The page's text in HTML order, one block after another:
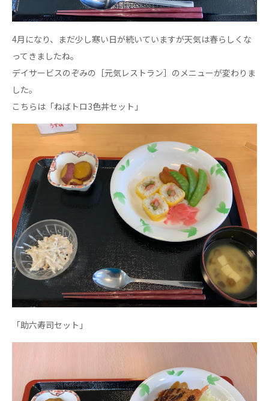
せきれい
心の会
医療（共に生きる仲間達）
医療法人社団 美翔会
聖心美容クリニック
S-Labo（渋谷院）
医療法人社団 デンタルケアコミュニティ
フォレストデンタルクリニック
医療法人 共生会
松園病院介護医療院
松園第二病院
複合ケアセンターまつぞの
医療法人社団 鴻愛会
こうのす共生病院
OKP with Life クリニック
こうのすナーシングホーム共生園
あげお共生の家
西京都クリニック
洛桂の郷
4月になり、まだ少し寒い日が続いていますが天気は春らしくな
ってきましたね。
デイサービスのぞみの［元気レストラン］のメニューが変わりま
した。
こちらは「ねばトロ3色丼セット」
「助六寿司セット」